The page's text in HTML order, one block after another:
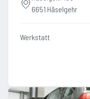
6651 Häselgehr
Werkstatt